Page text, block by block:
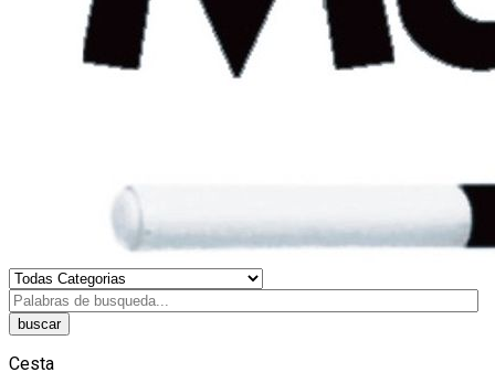
buscar
Cesta